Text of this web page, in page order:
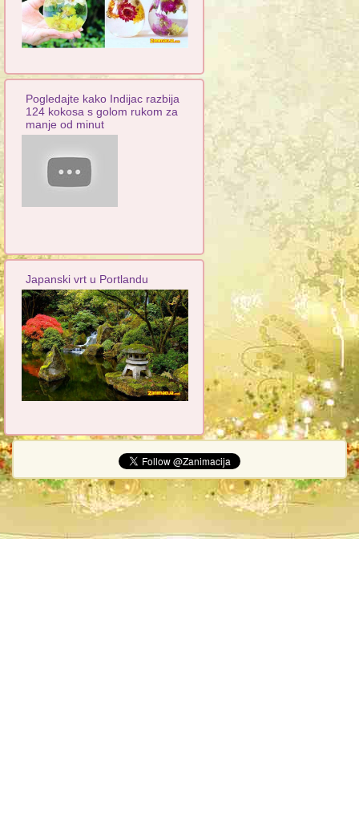
Pogledajte kako Indijac razbija
124 kokosa s golom rukom za
manje od minut
Japanski vrt u Portlandu